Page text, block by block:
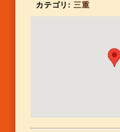
カテゴリ: 三重